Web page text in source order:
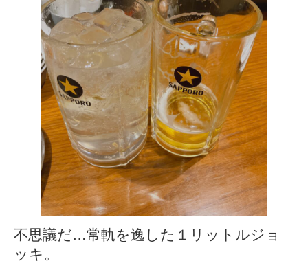
不思議だ…常軌を逸した１リットルジョ
ッキ。